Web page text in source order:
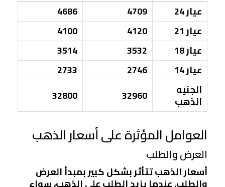
عيار 24
4709
4686
عيار 21
4120
4100
عيار 18
3532
3514
عيار 14
2746
2733
الجنيه
الذهب 32960
32800
العوامل المؤثرة على أسعار الذهب
العرض والطلب
أسعار الذهب تتأثر بشكل كبير بمبدأ العرض
والطلب. عندما يزيد الطلب على الذهب، سواء